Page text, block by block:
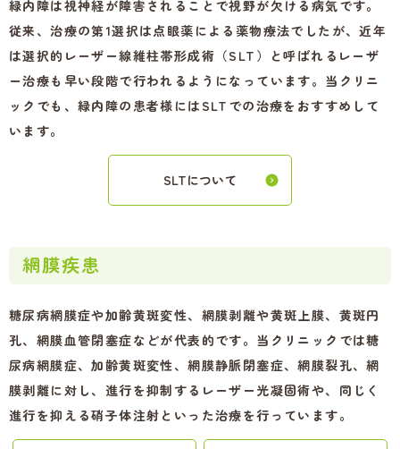
緑内障は視神経が障害されることで視野が欠ける病気です。
従来、治療の第1選択は点眼薬による薬物療法でしたが、近年
は選択的レーザー線維柱帯形成術（SLT）と呼ばれるレーザ
ー治療も早い段階で行われるようになっています。当クリニ
ックでも、緑内障の患者様にはSLTでの治療をおすすめして
います。
SLTについて
網膜疾患
糖尿病網膜症や加齢黄斑変性、網膜剥離や黄斑上膜、黄斑円
孔、網膜血管閉塞症などが代表的です。当クリニックでは糖
尿病網膜症、加齢黄斑変性、網膜静脈閉塞症、網膜裂孔、網
膜剥離に対し、進行を抑制するレーザー光凝固術や、同じく
進行を抑える硝子体注射といった治療を行っています。